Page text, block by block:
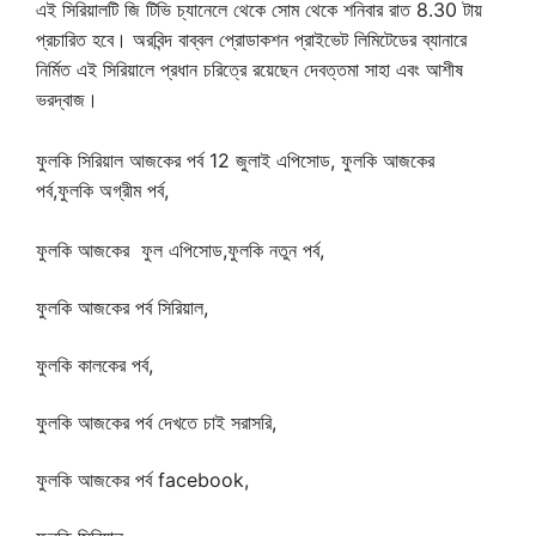
এই সিরিয়ালটি জি টিভি চ্যানেলে থেকে সোম থেকে শনিবার রাত 8.30 টায়
প্রচারিত হবে। অরবিন্দ বাব্বল প্রোডাকশন প্রাইভেট লিমিটেডের ব্যানারে
নির্মিত এই সিরিয়ালে প্রধান চরিত্রে রয়েছেন দেবত্তমা সাহা এবং আশীষ
ভরদ্বাজ।
ফুলকি সিরিয়াল আজকের পর্ব 12 জুলাই এপিসোড, ফুলকি আজকের
পর্ব,ফুলকি অগ্রীম পর্ব,
ফুলকি আজকের ফুল এপিসোড,ফুলকি নতুন পর্ব,
ফুলকি আজকের পর্ব সিরিয়াল,
ফুলকি কালকের পর্ব,
ফুলকি আজকের পর্ব দেখতে চাই সরাসরি,
ফুলকি আজকের পর্ব facebook,